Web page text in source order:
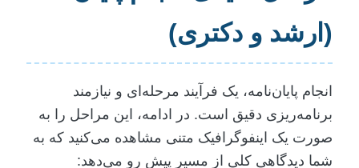
(ارشد و دکتری)
انجام پایان‌نامه، یک فرآیند مرحله‌ای و نیازمند
برنامه‌ریزی دقیق است. در ادامه، این مراحل را به
صورت یک اینفوگرافیک متنی مشاهده می‌کنید که به
شما دیدگاهی کلی از مسیر پیش رو می‌دهد: